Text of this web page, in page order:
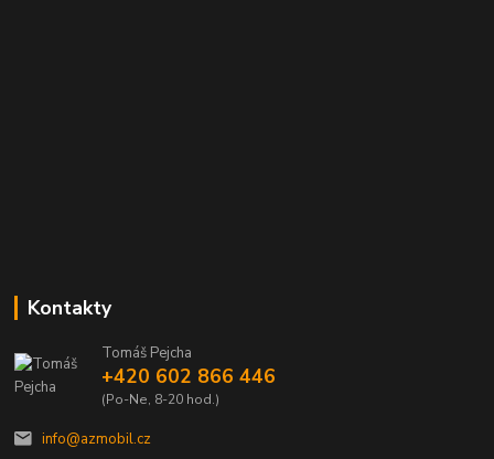
Kontakty
Tomáš Pejcha
+420 602 866 446
(Po-Ne, 8-20 hod.)
info@azmobil.cz